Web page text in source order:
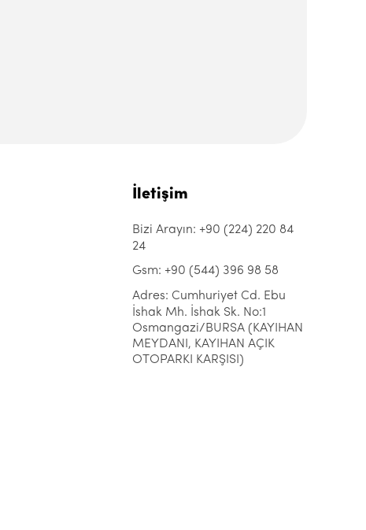
İletişim
Bizi Arayın: +90 (224) 220 84
24
Gsm: +90 (544) 396 98 58
Adres: Cumhuriyet Cd. Ebu
İshak Mh. İshak Sk. No:1
Osmangazi/BURSA (KAYIHAN
MEYDANI, KAYIHAN AÇIK
OTOPARKI KARŞISI)